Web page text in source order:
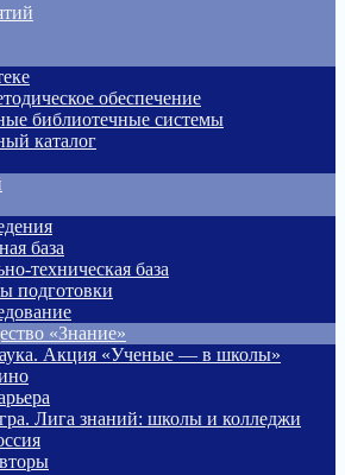
обеспечение
библиотечные системы
каталог
база
техническая база
подготовки
«Знание»
Акция «Ученые — в школы»
Лига знаний: школы и колледжи